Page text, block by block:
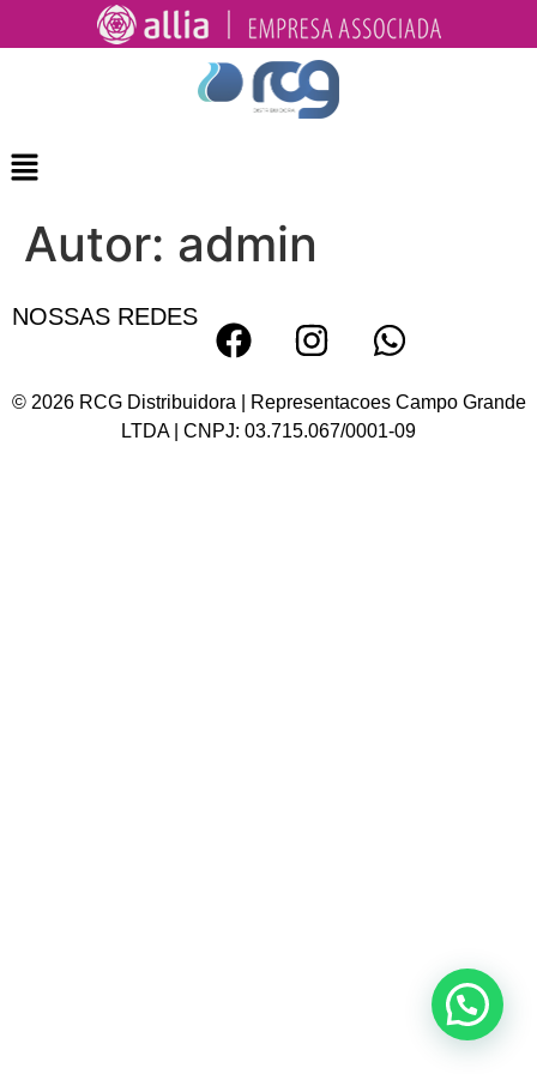
Autor: admin
NOSSAS REDES
© 2026 RCG Distribuidora | Representacoes Campo Grande
LTDA | CNPJ: 03.715.067/0001-09